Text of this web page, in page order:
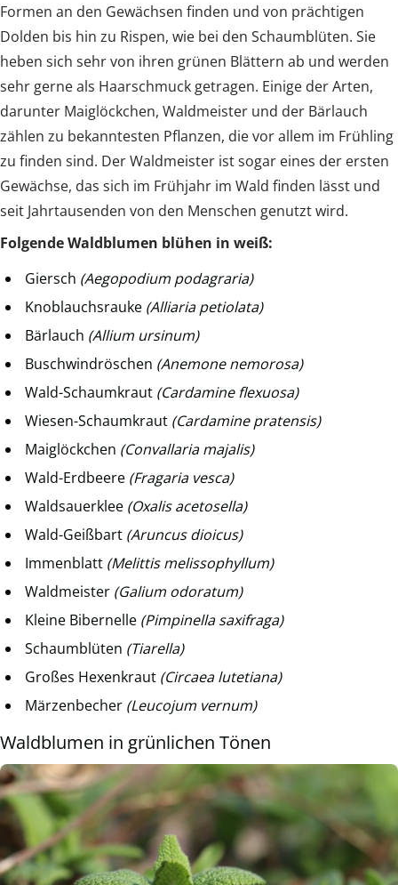
Formen an den Gewächsen finden und von prächtigen
Dolden bis hin zu Rispen, wie bei den Schaumblüten. Sie
heben sich sehr von ihren grünen Blättern ab und werden
sehr gerne als Haarschmuck getragen. Einige der Arten,
darunter Maiglöckchen, Waldmeister und der Bärlauch
zählen zu bekanntesten Pflanzen, die vor allem im Frühling
zu finden sind. Der Waldmeister ist sogar eines der ersten
Gewächse, das sich im Frühjahr im Wald finden lässt und
seit Jahrtausenden von den Menschen genutzt wird.
Folgende Waldblumen blühen in weiß:
Giersch (Aegopodium podagraria)
Knoblauchsrauke (Alliaria petiolata)
Bärlauch (Allium ursinum)
Buschwindröschen (Anemone nemorosa)
Wald-Schaumkraut (Cardamine flexuosa)
Wiesen-Schaumkraut (Cardamine pratensis)
Maiglöckchen (Convallaria majalis)
Wald-Erdbeere (Fragaria vesca)
Waldsauerklee (Oxalis acetosella)
Wald-Geißbart (Aruncus dioicus)
Immenblatt (Melittis melissophyllum)
Waldmeister (Galium odoratum)
Kleine Bibernelle (Pimpinella saxifraga)
Schaumblüten (Tiarella)
Großes Hexenkraut (Circaea lutetiana)
Märzenbecher (Leucojum vernum)
Waldblumen in grünlichen Tönen